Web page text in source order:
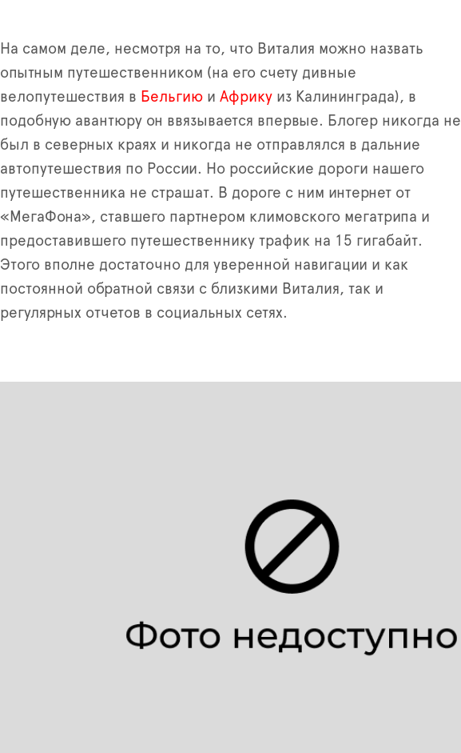
На самом деле, несмотря на то, что Виталия можно назвать
опытным путешественником (на его счету дивные
велопутешествия в Бельгию и Африку из Калининграда), в
подобную авантюру он ввязывается впервые. Блогер никогда не
был в северных краях и никогда не отправлялся в дальние
автопутешествия по России. Но российские дороги нашего
путешественника не страшат. В дороге с ним интернет от
«МегаФона», ставшего партнером климовского мегатрипа и
предоставившего путешественнику трафик на 15 гигабайт.
Этого вполне достаточно для уверенной навигации и как
постоянной обратной связи с близкими Виталия, так и
регулярных отчетов в социальных сетях.